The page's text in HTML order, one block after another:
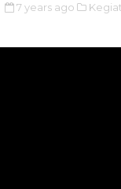
7 years ago